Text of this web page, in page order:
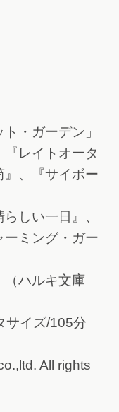
・ガーデン」
『レイトオータ
』、『サイボー
しい一日』、
ーミング・ガー
（ハルキ文庫
サイズ/105分
All rights